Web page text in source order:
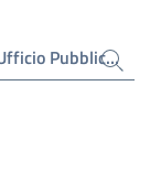
Cerca contenuti in "Determine Settore Ufficio Pubblica Assistenza - Scolastici ed Attività Ludico Ricreative"